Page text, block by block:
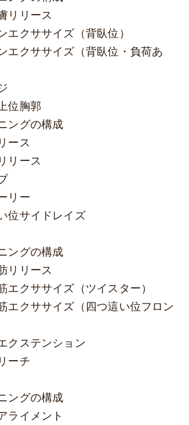
リース
クササイズ（背臥位）
クササイズ（背臥位・負荷あ
位胸郭
グの構成
ース
ース
リー
サイドレイズ
グの構成
リース
クササイズ（ツイスター）
クササイズ（四つ這い位フロン
ステンション
ーチ
グの構成
イメント